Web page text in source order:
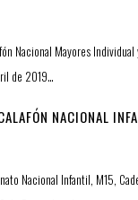
Nacional Mayores
de 2019…
NACIONAL
Nacional Infantil, M15,